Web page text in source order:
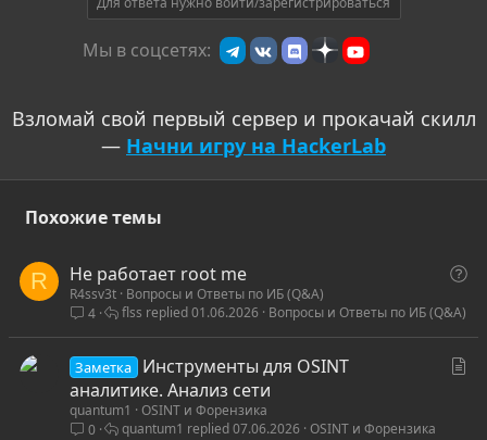
т
и
в
Мы в соцсетях:
Взломай свой первый сервер и прокачай скилл
— Начни игру на HackerLab
Похожие темы
R
В
р
Не работает root me
R4ssv3t Вопросы и Ответы по ИБ (Q&A)
4
Вопросы и Ответы по ИБ (Q&A)
01.06.2026
flss
Заметка
Инструменты для OSINT
аналитике. Анализ сети
quantum1
OSINT и Форензика
0
OSINT и Форензика
07.06.2026
quantum1